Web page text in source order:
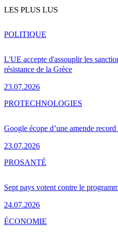
LES PLUS LUS
L'UE accepte d'assouplir les
résistance de la Grèce
23.07.2026
POLITIQUE
Google écope d’une amende
23.07.2026
PROTECHNOLOGIES
Sept pays votent contre le
24.07.2026
PROSANTÉ
ÉCONOMIE